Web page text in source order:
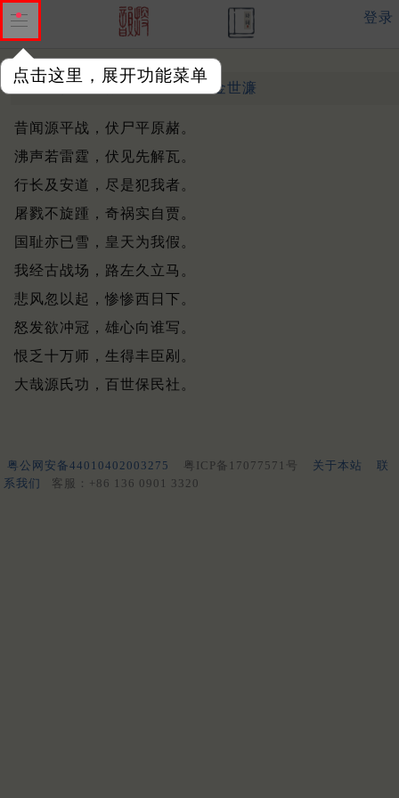
点击这里，展开功能菜单
登录
经家康战场 明末清初 · 金世濂
昔闻源平战，伏尸平原赭。
沸声若雷霆，伏见先解瓦。
行长及安道，尽是犯我者。
屠戮不旋踵，奇祸实自贾。
国耻亦已雪，皇天为我假。
我经古战场，路左久立马。
悲风忽以起，惨惨西日下。
怒发欲冲冠，雄心向谁写。
恨乏十万师，生得丰臣剐。
大哉源氏功，百世保民社。
粤公网安备44010402003275 粤ICP备17077571号 关于本站
联
系我们
客服：+86 136 0901 3320